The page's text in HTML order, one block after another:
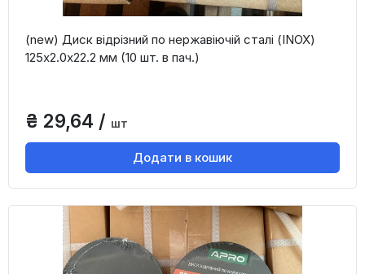
(new) Диск відрізний по нержавіючій сталі (INOX)
125х2.0х22.2 мм (10 шт. в пач.)
₴ 29,64 / шт
Додати в кошик